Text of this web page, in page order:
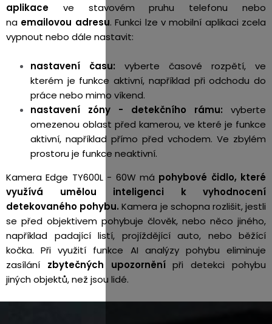
aplikace ve stavovém pruhu telefonu nebo
na emailovou adresu. Funkci lze v mobilní aplikaci zcela
vypnout nebo dále nastavit:
nastavení času: vyberte časové rozpětí, ve
kterém je funkce aktivní, například při odchodu do
práce nebo mimo víkend.
nastavení zóny - detekčního rámu: vyberte
omezenou oblast před kamerou, ve které je funkce
aktivní, například přímo před vchodem. Ve zbylém
prostoru je funkce neaktivní.
Kamera Edge TY600L - 60W má pohybové čidlo, které
využívá
umělou inteligenci k vyhodnocení
detekovaného pohybu.Kamera je schopna rozlišit, jestli
se před objektivem pohybuje člověk, nebo něco jiného,
například padající listí, projíždějící auto, nebo běžící
kočka. Při využití funkce AI analýzy pohybu eliminuje
zasílání zbytečných upozorněnípři detekci pohybu
jiných objektů, než jsou lidé.